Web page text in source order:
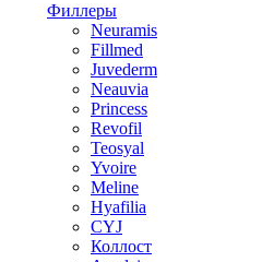
Филлеры
Neuramis
Fillmed
Juvederm
Neauvia
Princess
Revofil
Teosyal
Yvoire
Meline
Hyafilia
CYJ
Коллост